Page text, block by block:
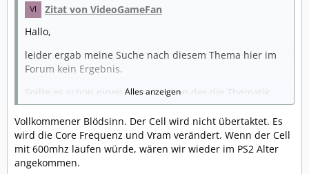
Zitat von VideoGameFan
Hallo,
leider ergab meine Suche nach diesem Thema hier im
Forum kein Ergebnis.
Sollte es schon einen thread geben der die Thematik
behandelt, kann dieser hier geschlossen werden.
Nun zu meinem Anliegen.
Ich bin eher durch Zufall auf das Thema PS3 Overclock
gelandet.
Alles anzeigen
Vollkommener Blödsinn. Der Cell wird nicht übertaktet. Es
wird die Core Frequenz und Vram verändert. Wenn der Cell
mit 600mhz laufen würde, wären wir wieder im PS2 Alter
angekommen.